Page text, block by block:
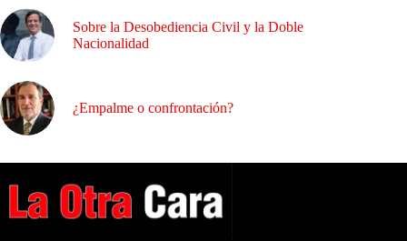
Sobre la Desobediencia Civil y la Doble
Nacionalidad
¿Empalme o confrontación?